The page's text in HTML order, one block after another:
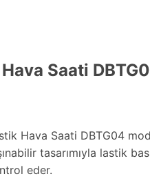
Saati
Hava Saati DBTG04
tasarımıyla lastik
eder.